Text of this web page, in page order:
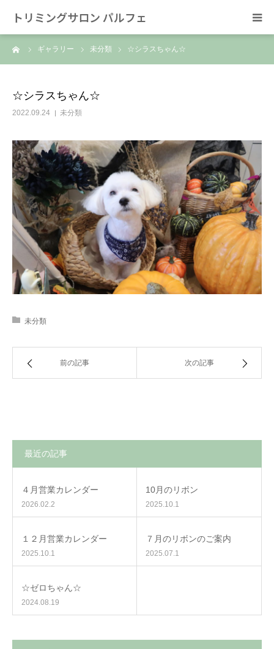
トリミングサロン パルフェ
ギャラリー 未分類 ☆シラスちゃん☆
☆シラスちゃん☆
2022.09.24 未分類
未分類
前の記事 次の記事
最近の記事
４月営業カレンダー
2026.02.2
10月のリボン
2025.10.1
１２月営業カレンダー
2025.10.1
７月のリボンのご案内
2025.07.1
☆ゼロちゃん☆
2024.08.19
HOME
スタッフ
SNS/リンク